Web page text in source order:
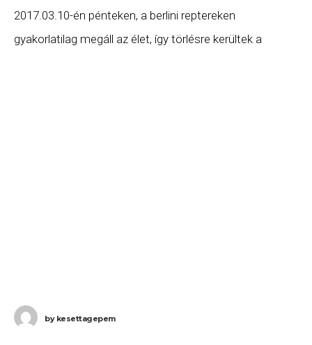
2017.03.10-én pénteken, a berlini reptereken
gyakorlatilag megáll az élet, így törlésre kerültek a
bykesettagepem